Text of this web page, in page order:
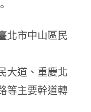
北市中山區民
大道、重慶北
等主要幹道轉